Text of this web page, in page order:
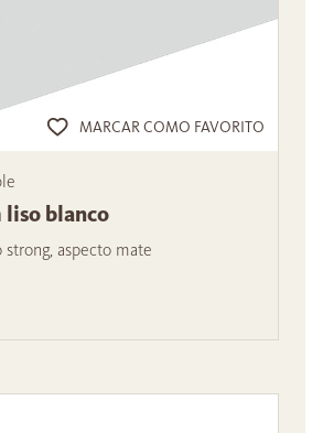
MARCAR COMO FAVORITO
liso blanco
aspecto mate